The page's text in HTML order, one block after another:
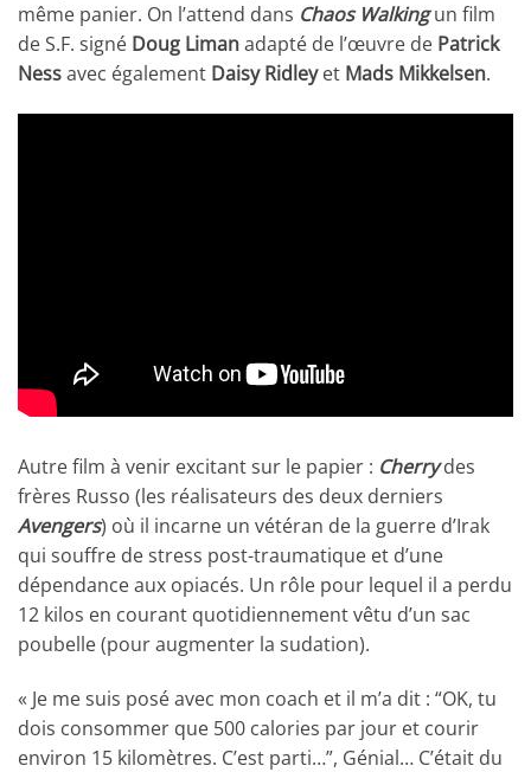
même panier. On l’attend dans Chaos Walkingun film
de S.F. signé Doug Limanadapté de l’œuvre de Patrick
Nessavec également Daisy Ridleyet Mads Mikkelsen.
Autre film à venir excitant sur le papier : Cherrydes
frères Russo (les réalisateurs des deux derniers
Avengers) où il incarne un vétéran de la guerre d’Irak
qui souffre de stress post-traumatique et d’une
dépendance aux opiacés. Un rôle pour lequel il a perdu
12 kilos en courant quotidiennement vêtu d’un sac
poubelle (pour augmenter la sudation).
« Je me suis posé avec mon coach et il m’a dit : “OK, tu
dois consommer que 500 calories par jour et courir
environ 15 kilomètres. C’est parti…”, Génial… C’était du